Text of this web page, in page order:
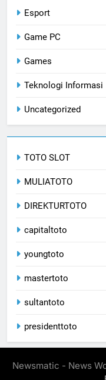
Esport
Game PC
Games
Teknologi Informasi
Uncategorized
TOTO SLOT
MULIATOTO
DIREKTURTOTO
capitaltoto
youngtoto
mastertoto
sultantoto
presidenttoto
Newsmatic - News